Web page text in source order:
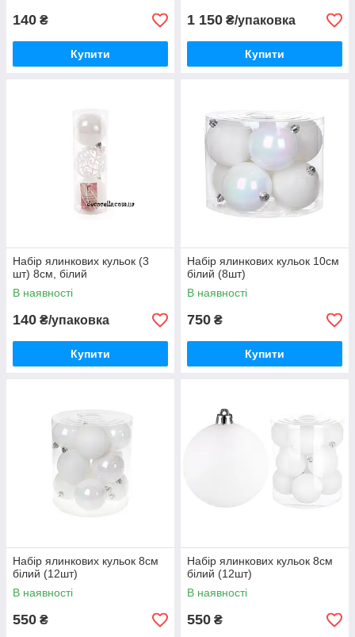
140 ₴
Купити
1 150 ₴/упаковка
Купити
Набір ялинкових кульок (3
шт) 8см, білий
В наявності
140 ₴/упаковка
Купити
Набір ялинкових кульок 10см
білий (8шт)
В наявності
750 ₴
Купити
Набір ялинкових кульок 8см
білий (12шт)
В наявності
550 ₴
Набір ялинкових кульок 8см
білий (12шт)
В наявності
550 ₴